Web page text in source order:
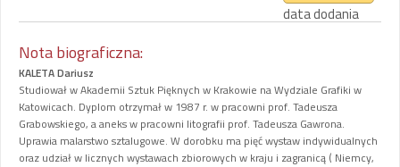
data dodania
Nota biograficzna:
KALETA Dariusz
Studiował w Akademii Sztuk Pięknych w Krakowie na Wydziale Grafiki w
Katowicach. Dyplom otrzymał w 1987 r. w pracowni prof. Tadeusza
Grabowskiego, a aneks w pracowni litografii prof. Tadeusza Gawrona.
Uprawia malarstwo sztalugowe. W dorobku ma pięć wystaw indywidualnych
oraz udział w licznych wystawach zbiorowych w kraju i zagranicą ( Niemcy,